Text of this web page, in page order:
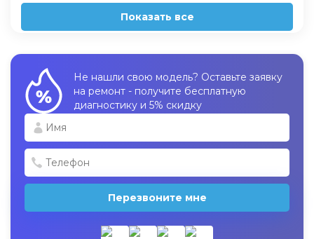
Показать все
Не нашли свою модель? Оставьте заявку
на ремонт - получите бесплатную
диагностику и 5% скидку
Перезвоните мне